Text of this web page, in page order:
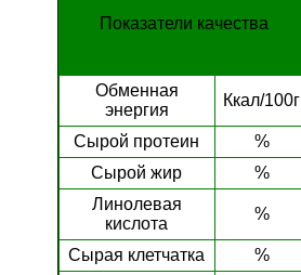
Показатели качества
Обменная
энергия
Ккал/100г
Сырой протеин %
Сырой жир
%
Линолевая
кислота
%
Сырая клетчатка %